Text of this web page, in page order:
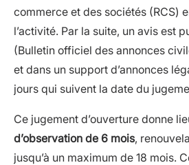
commerce et des sociétés (RCS)
l’activité. Par la suite, un avis est
(Bulletin officiel des annonces
et dans un support d’annonces
jours qui suivent la date du
Ce jugement d’ouverture donne
d’observation de 6 mois,
jusqu’à un maximum de 18 mois.